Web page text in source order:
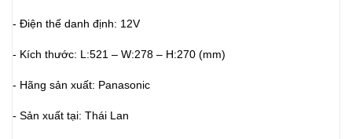
- Điện thế danh định: 12V
- Kích thước: L:521 – W:278 – H:270 (mm)
- Hãng sản xuất: Panasonic
- Sản xuất tại: Thái Lan